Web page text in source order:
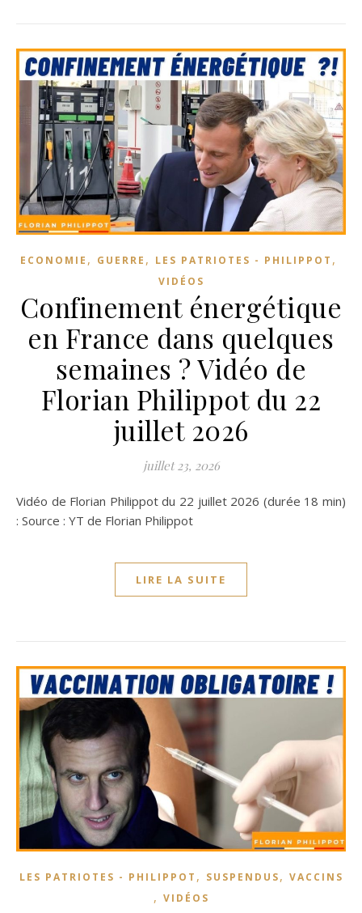
ECONOMIE , GUERRE , LES PATRIOTES - PHILIPPOT ,
VIDÉOS
Confinement énergétique
en France dans quelques
semaines ? Vidéo de
Florian Philippot du 22
juillet 2026
juillet 23, 2026
Vidéo de Florian Philippot du 22 juillet 2026 (durée 18 min)
: Source : YT de Florian Philippot
LIRE LA SUITE
LES PATRIOTES - PHILIPPOT , SUSPENDUS, VACCINS
, VIDÉOS